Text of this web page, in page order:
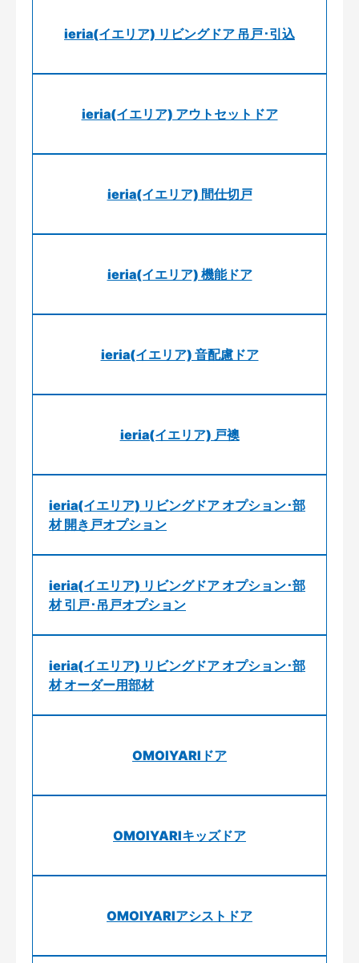
ieria(イエリア) リビングドア 吊戸･引込
ieria(イエリア) アウトセットドア
ieria(イエリア) 間仕切戸
ieria(イエリア) 機能ドア
ieria(イエリア) 音配慮ドア
ieria(イエリア) 戸襖
ieria(イエリア) リビングドア オプション･部
材 開き戸オプション
ieria(イエリア) リビングドア オプション･部
材 引戸･吊戸オプション
ieria(イエリア) リビングドア オプション･部
材 オーダー用部材
OMOIYARIドア
OMOIYARIキッズドア
OMOIYARIアシストドア